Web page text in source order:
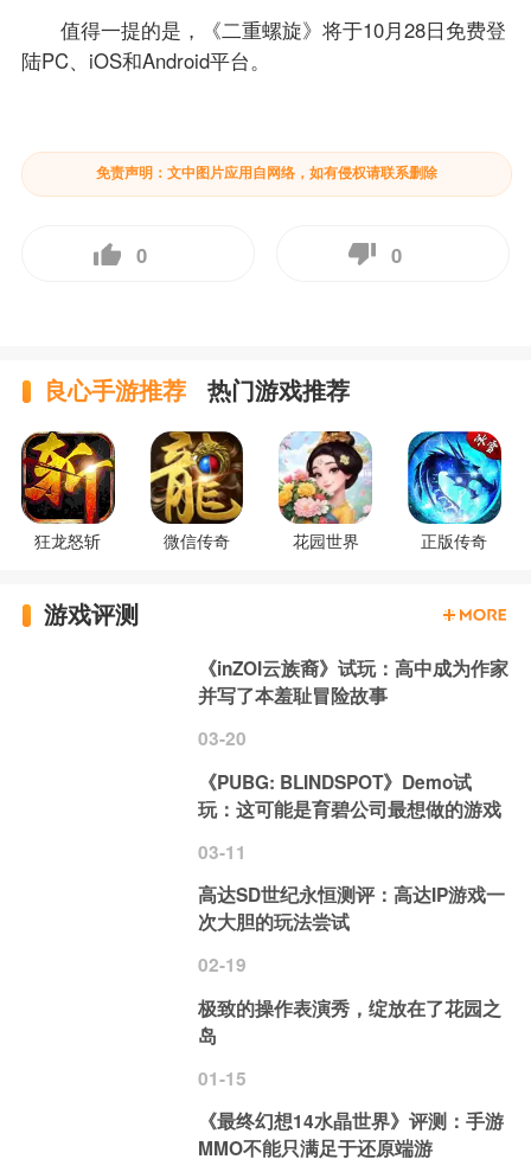
值得一提的是，《二重螺旋》将于10月28日免费登
陆PC、iOS和Android平台。
免责声明：文中图片应用自网络，如有侵权请联系删除
0 0
良心手游推荐 热门游戏推荐
狂龙怒斩 微信传奇 花园世界 正版传奇
游戏评测
《inZOI云族裔》试玩：高中成为作家
并写了本羞耻冒险故事
03-20
《PUBG: BLINDSPOT》Demo试
玩：这可能是育碧公司最想做的游戏
03-11
高达SD世纪永恒测评：高达IP游戏一
次大胆的玩法尝试
02-19
极致的操作表演秀，绽放在了花园之
岛
01-15
《最终幻想14水晶世界》评测：手游
MMO不能只满足于还原端游